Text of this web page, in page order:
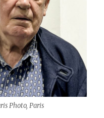
Photo, Paris